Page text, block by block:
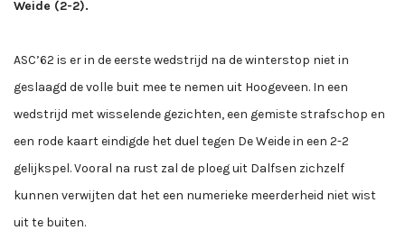
Weide (2-2).
ASC’62 is er in de eerste wedstrijd na de winterstop niet in
geslaagd de volle buit mee te nemen uit Hoogeveen. In een
wedstrijd met wisselende gezichten, een gemiste strafschop en
een rode kaart eindigde het duel tegen De Weide in een 2-2
gelijkspel. Vooral na rust zal de ploeg uit Dalfsen zichzelf
kunnen verwijten dat het een numerieke meerderheid niet wist
uit te buiten.